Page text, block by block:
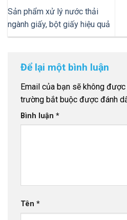
Sản phẩm xử lý nước thải
ngành giấy, bột giấy hiệu quả
Để lại một bình luận
Email của bạn sẽ không
trường bắt buộc được đánh
Bình luận *
Tên *